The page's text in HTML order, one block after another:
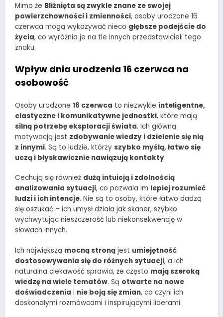
Mimo że Bliźnięta są zwykle znane ze swojej
powierzchowności i zmienności, osoby urodzone 16
czerwca mogą wykazywać nieco głębsze podejście do
życia, co wyróżnia je na tle innych przedstawicieli tego
znaku.
Wpływ dnia urodzenia 16 czerwca na
osobowość
Osoby urodzone 16 czerwca to niezwykle inteligentne,
elastyczne i komunikatywne jednostki, które mają
silną potrzebę eksploracji świata. Ich główną
motywacją jest zdobywanie wiedzy i dzielenie się nią
z innymi. Są to ludzie, którzy szybko myślą, łatwo się
uczą i błyskawicznie nawiązują kontakty.
Cechują się również dużą intuicją i zdolnością
analizowania sytuacji, co pozwala im lepiej rozumieć
ludzi i ich intencje. Nie są to osoby, które łatwo dadzą
się oszukać – ich umysł działa jak skaner, szybko
wychwytując nieszczerość lub niekonsekwencję w
słowach innych.
Ich największą mocną stroną jest umiejętność
dostosowywania się do różnych sytuacji, a ich
naturalna ciekawość sprawia, że często mają szeroką
wiedzę na wiele tematów. Są otwarte na nowe
doświadczenia i nie boją się zmian, co czyni ich
doskonałymi rozmówcami i inspirującymi liderami.